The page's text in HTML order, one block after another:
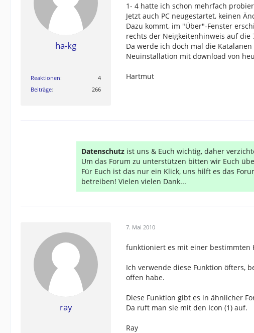
ha-kg
Reaktionen
4
Beiträge
266
1- 4 hatte ich schon mehrfach
Jetzt auch PC neugestartet, keinen
Dazu kommt, im "Über"-Fenster
rechts der Neigkeitenhinweis auf die
Da werde ich doch mal die
Neuinstallation mit download von
Hartmut
Datenschutz ist uns & Euch wichtig, daher
Um das Forum zu unterstützen bitten wir Euch
Für Euch ist das nur ein Klick, uns hilft es das
betreiben! Vielen vielen Dank...
ray
7. Mai 2010
funktioniert es mit einer bestimmten
Ich verwende diese Funktion öfters,
offen habe.
Diese Funktion gibt es in ähnlicher
Da ruft man sie mit den Icon (1) auf.
Ray